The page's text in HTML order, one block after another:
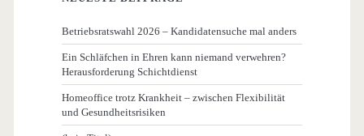
Betriebsratswahl 2026 – Kandidatensuche mal anders
Ein Schläfchen in Ehren kann niemand verwehren?
Herausforderung Schichtdienst
Homeoffice trotz Krankheit – zwischen Flexibilität
und Gesundheitsrisiken